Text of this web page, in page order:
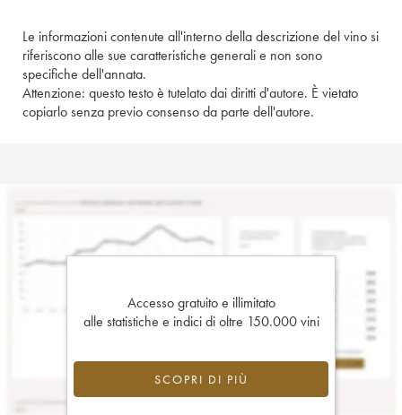
Le informazioni contenute all'interno della descrizione del vino si
riferiscono alle sue caratteristiche generali e non sono
specifiche dell'annata.
Attenzione: questo testo è tutelato dai diritti d'autore. È vietato
copiarlo senza previo consenso da parte dell'autore.
Accesso gratuito e illimitato
alle statistiche e indici di oltre 150.000 vini
SCOPRI DI PIÙ